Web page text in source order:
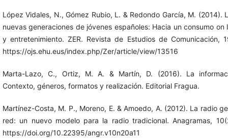
López Vidales, N., Gómez Rubio, L. & Redondo García, M. (2014).
nuevas generaciones de jóvenes españoles: Hacia un consumo on
y entretenimiento. ZER. Revista de Estudios de Comunicación,
https://ojs.ehu.eus/index.php/Zer/article/view/13516
Marta-Lazo, C., Ortiz, M. A. & Martín, D. (2016). La
Contexto, géneros, formatos y realización. Editorial Fragua.
Martínez-Costa, M. P., Moreno, E. & Amoedo, A. (2012). La radio
red: un nuevo modelo para la radio tradicional. Anagramas,
https://doi.org/10.22395/angr.v10n20a11